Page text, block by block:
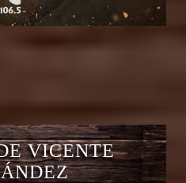
VICENTE